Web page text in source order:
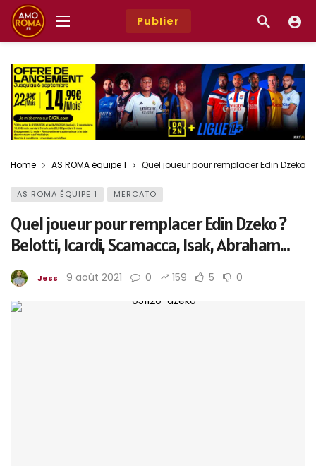
Publier
Home AS ROMA équipe 1 Quel joueur pour remplacer Edin Dzeko
AS ROMA ÉQUIPE 1 MERCATO
Quel joueur pour remplacer Edin Dzeko ?
Belotti, Icardi, Scamacca, Isak, Abraham…
Jess 9 août 2021 0 159 5 0